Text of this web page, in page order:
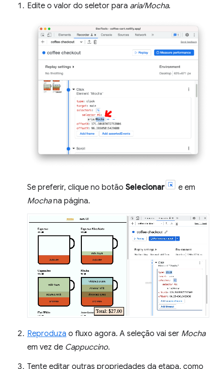
Edite o valor do seletor para aria/Mocha.
Se preferir, clique no botão Selecionar
e em
Mochana página.
Reproduza o fluxo agora. A seleção vai ser Mocha
em vez de Cappuccino.
Tente editar outras propriedades da etapa, como